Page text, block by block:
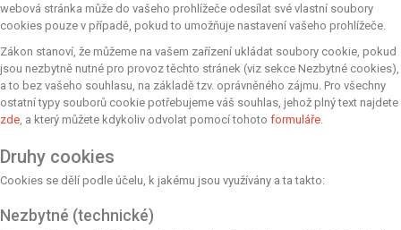
webová stránka může do vašeho prohlížeče odesílat své vlastní soubory
cookies pouze v případě, pokud to umožňuje nastavení vašeho prohlížeče.
Zákon stanoví, že můžeme na vašem zařízení ukládat soubory cookie, pokud
jsou nezbytně nutné pro provoz těchto stránek (viz sekce Nezbytné cookies),
a to bez vašeho souhlasu, na základě tzv. oprávněného zájmu. Pro všechny
ostatní typy souborů cookie potřebujeme váš souhlas, jehož plný text najdete
zde , a který můžete kdykoliv odvolat pomocí tohoto formuláře
Druhy cookies
Cookies se dělí podle účelu, k jakému jsou využívány a ta takto:
Nezbytné (technické)